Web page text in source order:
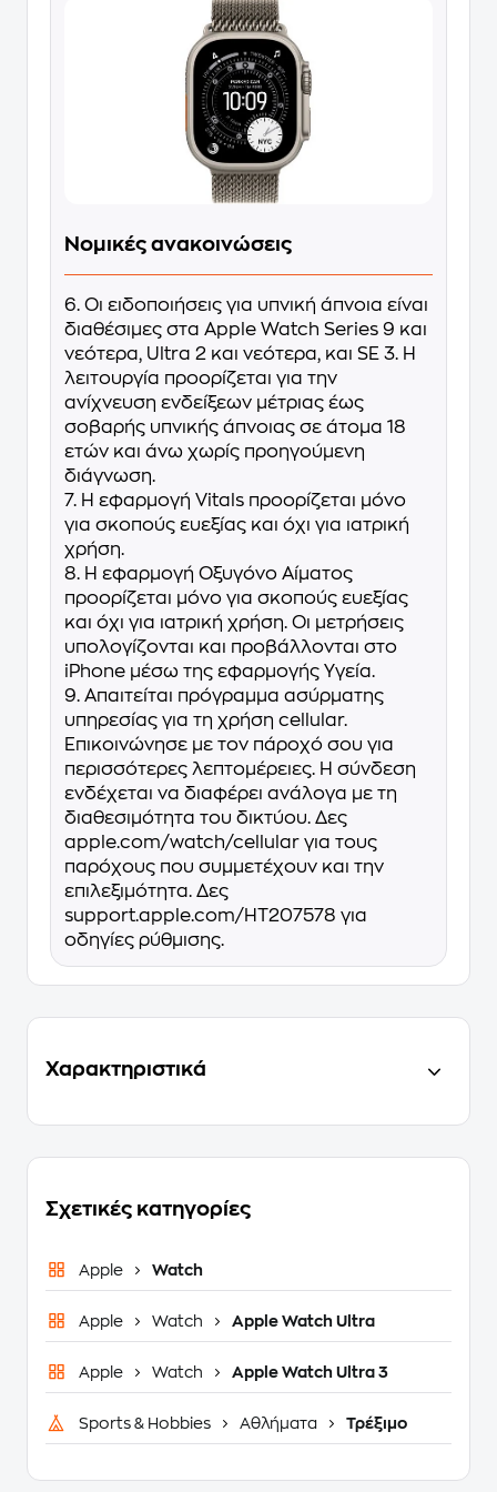
Νομικές ανακοινώσεις
6. Οι ειδοποιήσεις για υπνική άπνοια είναι
διαθέσιμες στα Apple Watch Series 9 και
νεότερα, Ultra 2 και νεότερα, και SE 3. Η
λειτουργία προορίζεται για την
ανίχνευση ενδείξεων μέτριας έως
σοβαρής υπνικής άπνοιας σε άτομα 18
ετών και άνω χωρίς προηγούμενη
διάγνωση.
7. Η εφαρμογή Vitals προορίζεται μόνο
για σκοπούς ευεξίας και όχι για ιατρική
χρήση.
8. Η εφαρμογή Οξυγόνο Αίματος
προορίζεται μόνο για σκοπούς ευεξίας
και όχι για ιατρική χρήση. Οι μετρήσεις
υπολογίζονται και προβάλλονται στο
iPhone μέσω της εφαρμογής Υγεία.
9. Απαιτείται πρόγραμμα ασύρματης
υπηρεσίας για τη χρήση cellular.
Επικοινώνησε με τον πάροχό σου για
περισσότερες λεπτομέρειες. Η σύνδεση
ενδέχεται να διαφέρει ανάλογα με τη
διαθεσιμότητα του δικτύου. Δες
apple.com/watch/cellular για τους
παρόχους που συμμετέχουν και την
επιλεξιμότητα. Δες
support.apple.com/HT207578 για
οδηγίες ρύθμισης.
Χαρακτηριστικά
Σχετικές κατηγορίες
Apple Watch
Apple Watch Apple Watch Ultra
Apple Watch Apple Watch Ultra 3
Sports & Hobbies Αθλήματα Τρέξιμο